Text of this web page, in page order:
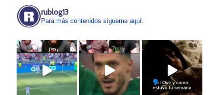
rublog13
Para más contenidos sígueme aquí.